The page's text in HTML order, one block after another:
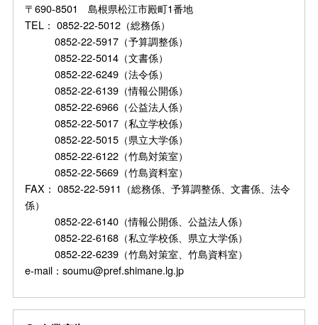
〒690-8501 島根県松江市殿町1番地
TEL： 0852-22-5012（総務係）
0852-22-5917（予算調整係）
0852-22-5014（文書係）
0852-22-6249（法令係）
0852-22-6139（情報公開係）
0852-22-6966（公益法人係）
0852-22-5017（私立学校係）
0852-22-5015（県立大学係）
0852-22-6122（竹島対策室）
0852-22-5669（竹島資料室）
FAX： 0852-22-5911（総務係、予算調整係、文書係、法令
係）
0852-22-6140（情報公開係、公益法人係）
0852-22-6168（私立学校係、県立大学係）
0852-22-6239（竹島対策室、竹島資料室）
e-mail：soumu@pref.shimane.lg.jp